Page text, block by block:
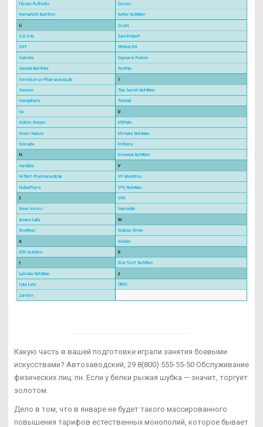
Какую часть в вашей подготовке играли занятия боевыми
искусствами? Автозаводский, 29 8(800) 555-55-50 Обслуживание
физических лиц: пн. Если у белки рыжая шубка — значит, торгует
золотом.
Дело в том, что в январе не будет такого массированного
повышения тарифов естественных монополий, которое бывает